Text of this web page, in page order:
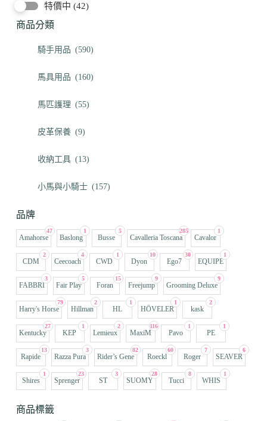
特價中 (42)
商品分類
騎手用品 (590)
馬具用品 (160)
馬匹護理 (55)
皮革保養 (9)
收納工具 (13)
小馬與小騎士 (157)
品牌
47
Amahorse
1
Baslong
5
Busse
285
Cavalleria Toscana
1
Cavalor
2
CDM
4
Ceecoach
1
CWD
10
Dyon
30
Ego7
1
EQUIPE
3
FABBRI
5
Fair Play
15
Foran
9
Freejump
9
Grooming Deluxe
79
Harry's Horse
2
Hillman
1
HL
1
HÖVELER
2
kask
27
Kentucky
1
KEP
2
Lemieux
116
MaxiM
1
Pavo
1
PE
13
Rapide
3
Razza Pura
82
Rider’s Gene
60
Roeckl
7
Roger
6
SEAVER
1
Shires
23
Sprenger
3
ST
28
SUOMY
8
Tucci
1
WHIS
商品標籤